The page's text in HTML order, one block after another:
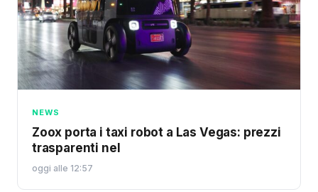
NEWS
Zoox porta i taxi robot a Las Vegas: prezzi
trasparenti nel
oggi alle 12:57